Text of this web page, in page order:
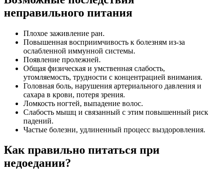
неправильного питания
Плохое заживление ран.
Повышенная восприимчивость к болезням из-за
ослабленной иммунной системы.
Появление пролежней.
Общая физическая и умственная слабость,
утомляемость, трудности с концентрацией внимания.
Головная боль, нарушения артериального давления и
сахара в крови, потеря зрения.
Ломкость ногтей, выпадение волос.
Слабость мышц и связанный с этим повышенный риск
падений.
Частые болезни, удлиненный процесс выздоровления.
Как правильно питаться при
недоедании?